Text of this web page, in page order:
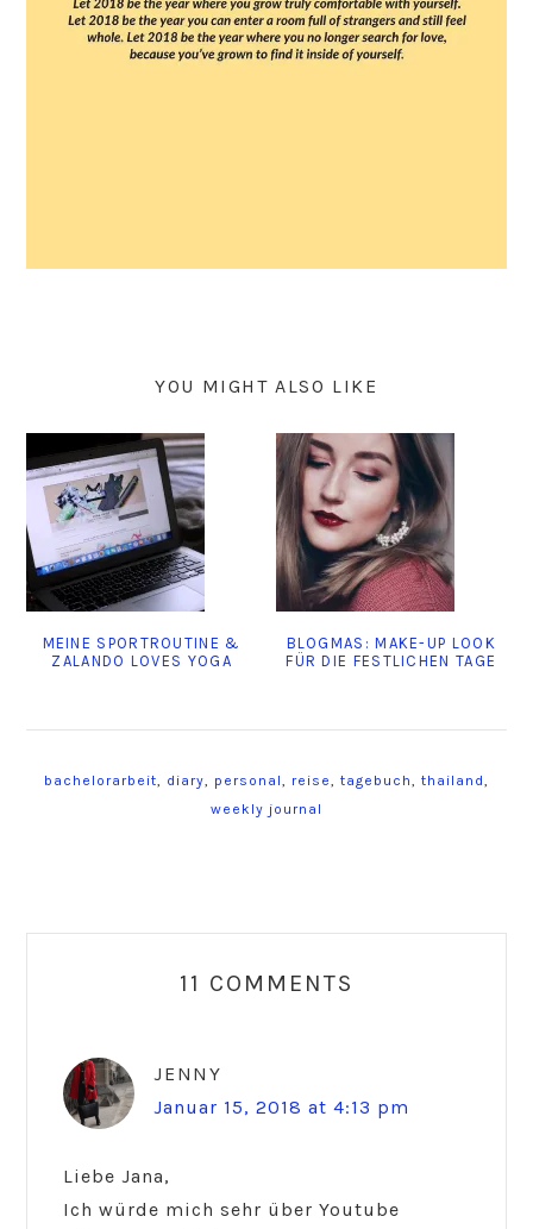
YOU MIGHT ALSO LIKE
MEINE SPORTROUTINE &
ZALANDO LOVES YOGA
BLOGMAS: MAKE-UP LOOK
FÜR DIE FESTLICHEN TAGE
bachelorarbeit diary personal reise tagebuch thailand
weekly journal
Interactions11 COMMENTS
JENNY
Januar 15, 2018 at 4:13 pm
Liebe Jana,
Ich würde mich sehr über Youtube